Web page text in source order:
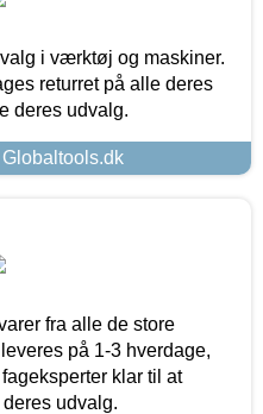
i værktøj og maskiner.
returret på alle deres
deres udvalg.
fra alle de store
på 1-3 hverdage,
klar til at
udvalg.